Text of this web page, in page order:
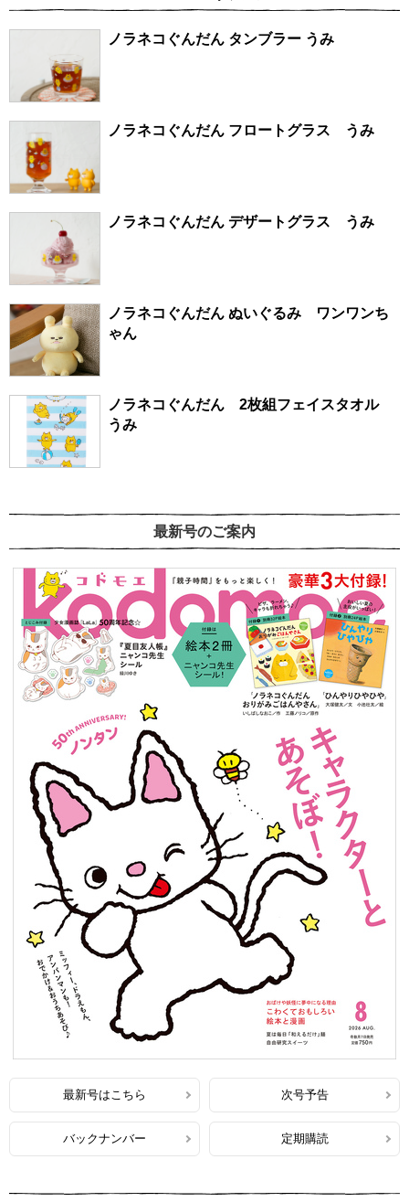
ノラネコぐんだん タンブラー うみ
ノラネコぐんだん フロートグラス うみ
ノラネコぐんだん デザートグラス うみ
ノラネコぐんだん ぬいぐるみ ワンワンち
ゃん
ノラネコぐんだん 2枚組フェイスタオル
うみ
最新号のご案内
最新号はこちら 次号予告
バックナンバー 定期購読